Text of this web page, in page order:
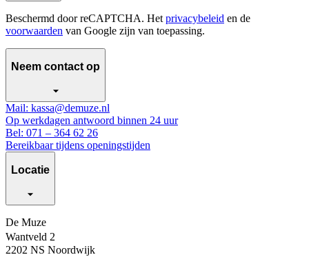
Beschermd door reCAPTCHA. Het privacybeleid en de
voorwaarden van Google zijn van toepassing.
Neem contact op
Mail: kassa@demuze.nl
Op werkdagen antwoord binnen 24 uur
Bel: 071 – 364 62 26
Bereikbaar tijdens openingstijden
Locatie
De Muze
Wantveld 2
2202 NS Noordwijk